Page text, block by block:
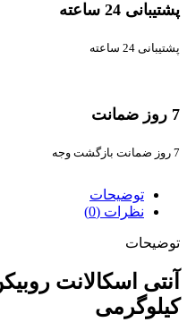
پشتیبانی 24 ساعته
پشتیبانی 24 ساعته
7 روز ضمانت
7 روز ضمانت بازگشت وجه
توضیحات
نظرات (0)
توضیحات
کیلوگرمی